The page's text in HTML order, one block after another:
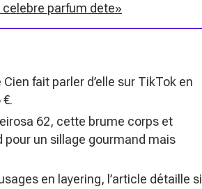
parfum dete»
fait parler d’elle sur TikTok en
62, cette brume corps et
un sillage gourmand mais
en layering, l’article détaille si